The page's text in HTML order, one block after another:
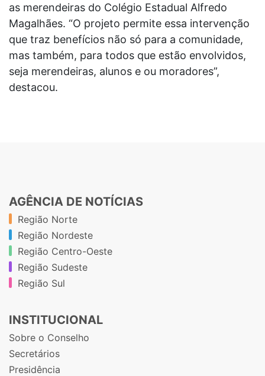
as merendeiras do Colégio Estadual Alfredo
Magalhães. “O projeto permite essa intervenção
que traz benefícios não só para a comunidade,
mas também, para todos que estão envolvidos,
seja merendeiras, alunos e ou moradores”,
destacou.
AGÊNCIA DE NOTÍCIAS
Região Norte
Região Nordeste
Região Centro-Oeste
Região Sudeste
Região Sul
INSTITUCIONAL
Sobre o Conselho
Secretários
Presidência